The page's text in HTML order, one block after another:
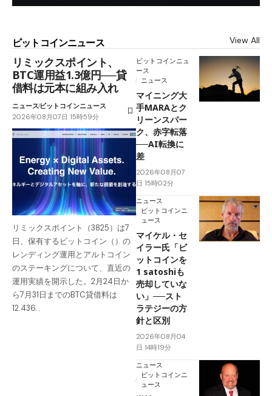
ビットコインニュース View All
リミックスポイント、
BTC運用益1.3億円──貸
借料は元本に組み入れ
ニュースビットコインニュース
2026年08月07日 15時59分
リミックスポイント（3825）は7
日、保有するビットコイン（）の
レンディング運用とアルトコイン
のステーキングについて、直近の
運用実績を開示した。2月24日か
ら7月31日までのBTC貸借料は
12.436…
ビットコインニュ
ース
ニュース
マイニング大
手MARAとク
リーンスパー
ク、赤字転落
──AI転換に
差
2026年08月07
日 15時02分
ニュース
ビットコインニ
ュース
マイケル・セ
イラー氏「ビ
ットコインを
1 satoshiも
売却していな
い」──スト
ラテジーの方
針と区別
2026年08月04
日 14時19分
ニュース
ビットコインニ
ュース